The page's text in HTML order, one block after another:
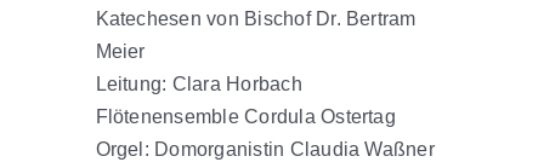
Katechesen von Bischof Dr. Bertram
Meier
Leitung: Clara Horbach
Flötenensemble Cordula Ostertag
Orgel: Domorganistin Claudia Waßner